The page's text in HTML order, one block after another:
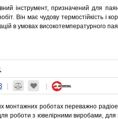
інструмент, призначений для
Він має чудову термостійкість і
в умовах високотемпературного
монтажних роботах переважно
роботи з ювелірними виробами,